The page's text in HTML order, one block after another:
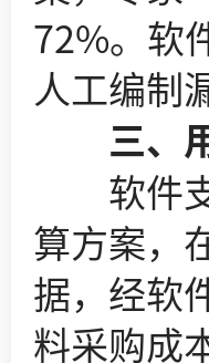
72%。软
人工编制
三、用
软件支
算方案，
据，经软
料采购成